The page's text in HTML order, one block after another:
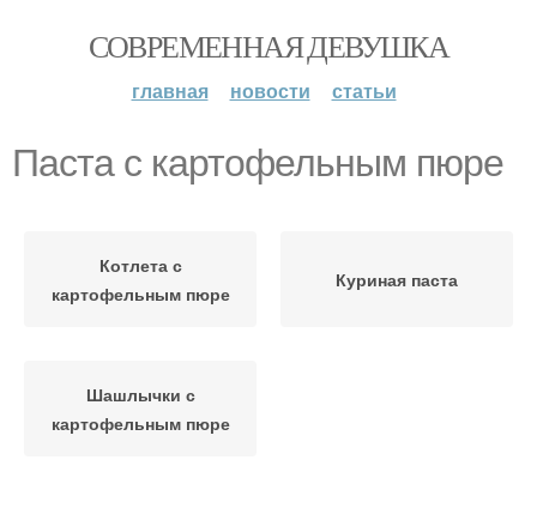
СОВРЕМЕННАЯ ДЕВУШКА
главная новости статьи
Паста с картофельным пюре
Котлета с
картофельным пюре
Куриная паста
Шашлычки с
картофельным пюре